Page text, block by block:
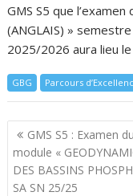
GMS S5 que l’examen
(ANGLAIS) »
2025/2026 aura lieu
GBG Parcours
Navigation
de
l’article
GMS S5 : Examen du
module «
DES BASSINS
SA SN 25/25